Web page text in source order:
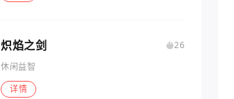
炽焰之剑
26
休闲益智
详情